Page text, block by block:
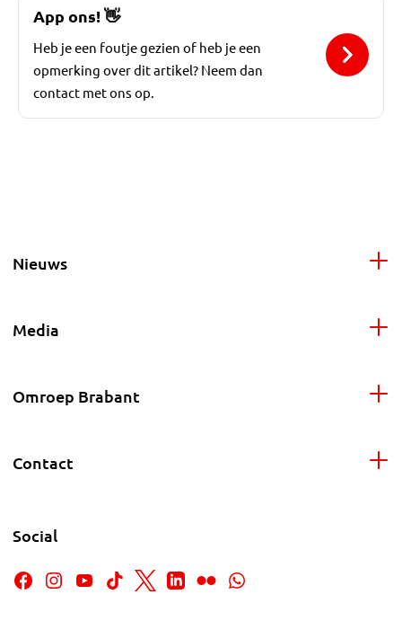
App ons!👋
Heb je een foutje gezien of heb je een
opmerking over dit artikel? Neem dan
contact met ons op.
Nieuws
Media
Omroep Brabant
Contact
Social